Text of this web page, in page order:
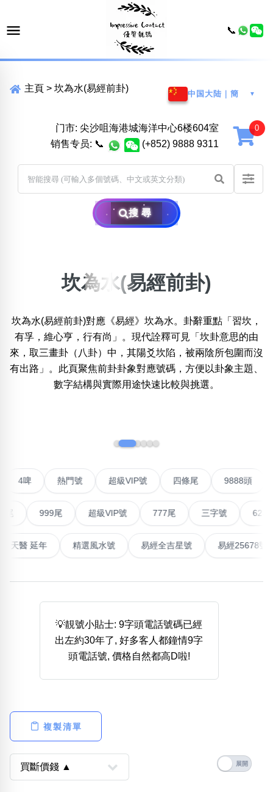
主頁 > 坎為水(易經前卦)
中国大陆｜簡 ▼
门市: 尖沙咀海港城海洋中心6楼604室
销售专员: 📞 (+852) 9888 9311
搜尋
搜尋選項
位置:
一 二 三 四 五 七 八 九 十 十一
搜尋
清除全部分類
888尾
999尾 777尾 9字頭 6字頭
無4字
清除全部分類
幸運號分類
坎為水(易經前卦)
坎為水(易經前卦)對應《易經》坎為水。卦辭重點「習坎，
有孚，維心亨，行有尚」。現代詮釋可見「坎卦意思的由
來，取三畫卦（八卦）中，其陽爻坎陷，被兩陰所包圍而沒
有出路」。此頁聚焦前卦卦象對應號碼，方便以卦象主題、
數字結構與實際用途快速比較與挑選。
超級VIP號 9888
超級VIP號 三字號 6288頭
高能量生氣 天醫 延年 精選風水號 易經全吉星號 易
💡靚號小貼士: 9字頭電話號碼已經
出左約30年了, 好多客人都鐘情9字
頭電話號, 價格自然都高D啦!
複製清單
📞